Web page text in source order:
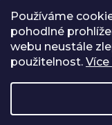
Používáme
pohodlné
webu neustále
použitelnost.
PRODÁVANÉ
HODNOCENÍ
NAPIŠTE NÁM
MOJE